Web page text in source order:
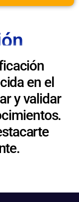
en el
y validar